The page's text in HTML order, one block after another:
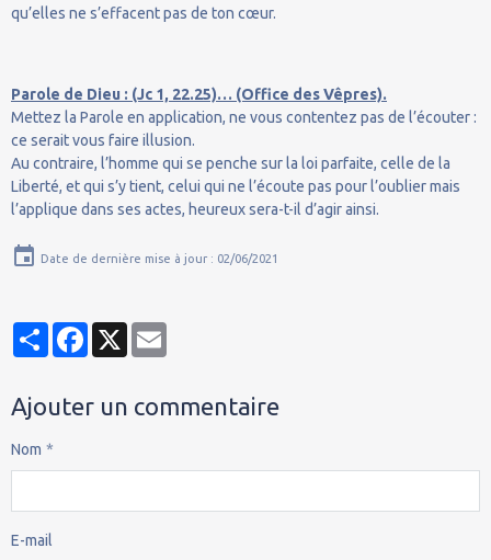
qu’elles ne s’effacent pas de ton cœur.
Parole de Dieu : (Jc 1, 22.25)… (Office des Vêpres).
Mettez la Parole en application, ne vous contentez pas de l’écouter :
ce serait vous faire illusion.
Au contraire, l’homme qui se penche sur la loi parfaite, celle de la
Liberté, et qui s’y tient, celui qui ne l’écoute pas pour l’oublier mais
l’applique dans ses actes, heureux sera-t-il d’agir ainsi.
Date de dernière mise à jour : 02/06/2021
PartagerFacebook
X
Ajouter un commentaire
Nom
E-mail